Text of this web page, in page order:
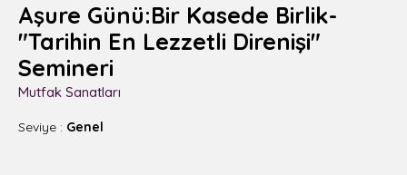
Aşure Günü:Bir Kasede Birlik-
"Tarihin En Lezzetli Direnişi"
Semineri
Mutfak Sanatları
Seviye : Genel